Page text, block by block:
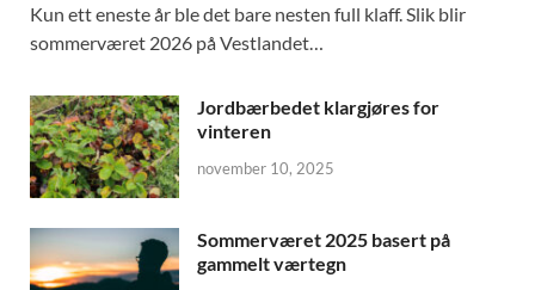
Kun ett eneste år ble det bare nesten full klaff. Slik blir
sommerværet 2026 på Vestlandet…
Jordbærbedet klargjøres for
vinteren
november 10, 2025
Sommerværet 2025 basert på
gammelt værtegn